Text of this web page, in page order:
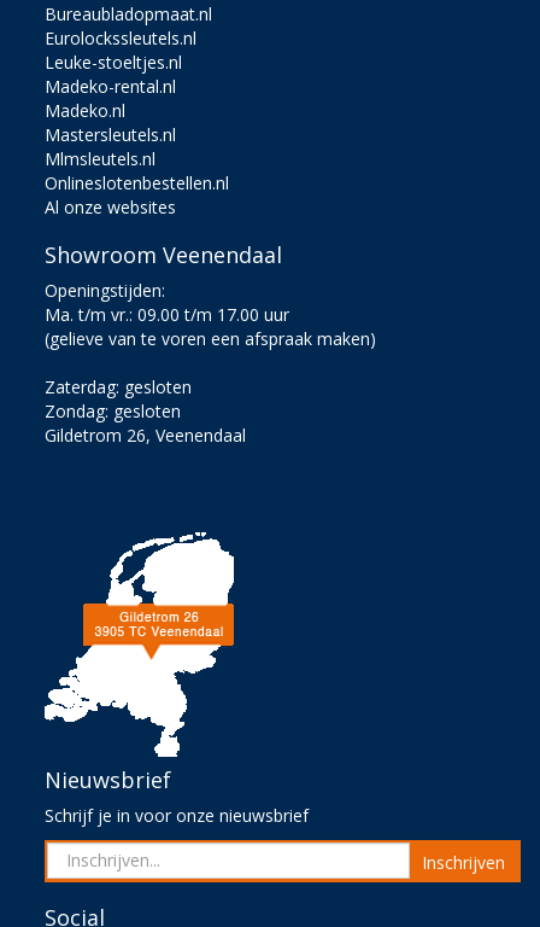
Bureaubladopmaat.nl
Eurolockssleutels.nl
Leuke-stoeltjes.nl
Madeko-rental.nl
Madeko.nl
Mastersleutels.nl
Mlmsleutels.nl
Onlineslotenbestellen.nl
Al onze websites
Showroom Veenendaal
Openingstijden:
Ma. t/m vr.: 09.00 t/m 17.00 uur
(gelieve van te voren een afspraak maken)
Zaterdag: gesloten
Zondag: gesloten
Gildetrom 26, Veenendaal
Nieuwsbrief
Schrijf je in voor onze nieuwsbrief
Inschrijven
Social